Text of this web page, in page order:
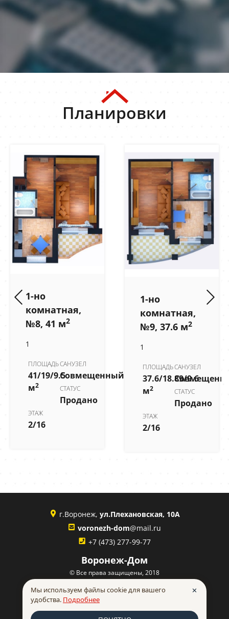
Планировки
1-но
комнатная,
№8, 41 м2
1
ПЛОЩАДЬ
41/19/9.5
м2
САНУЗЕЛ
Совмещенный
СТАТУС
Продано
ЭТАЖ
2/16
1-но
комнатная,
№9, 37.6 м2
1
ПЛОЩАДЬ
37.6/18.89/9.6
м2
САНУЗЕЛ
СТАТУС
Продано
ЭТАЖ
2/16
г.Воронеж, ул.Плехановская, 10А
voronezh-dom@mail.ru
+7 (473) 277-99-77
Воронеж-Дом
© Все права защищены, 2018
made inINTRID
Мы используем файлы cookie для вашего
удобства. Подробнее
✕